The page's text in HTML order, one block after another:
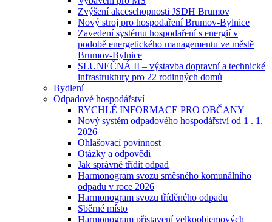
Zvýšení akceschopnosti JSDH Brumov
Nový stroj pro hospodaření Brumov-Bylnice
Zavedení systému hospodaření s energií v
podobě energetického managementu ve městě
Brumov-Bylnice
SLUNEČNÁ II – výstavba dopravní a technické
infrastruktury pro 22 rodinných domů
Bydlení
Odpadové hospodářství
RYCHLÉ INFORMACE PRO OBČANY
Nový systém odpadového hospodářství od 1 . 1.
2026
Ohlašovací povinnost
Otázky a odpovědi
Jak správně třídít odpad
Harmonogram svozu směsného komunálního
odpadu v roce 2026
Harmonogram svozu tříděného odpadu
Sběrné místo
Harmonogram přistavení velkoobjemových